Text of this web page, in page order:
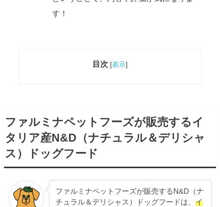
す！
目次 [表示]
ファルミナペットフーズが販売するイ
タリア産N&D（ナチュラル＆デリシャ
ス）ドッグフード
ファルミナペットフーズが販売するN&D（ナ
チュラル＆デリシャス）ドッグフードは、 イ